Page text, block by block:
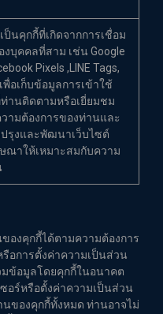
ป็นคุกกี้ที่เกิดจากการเชื่อม
งบุคคลที่สาม เช่น Google
Pixels ,LINE Tags,
พื่อเก็บข้อมูลการเข้าใช้
านติดตามหรือเยี่ยมชม
วามต้องการของท่านและ
รุงและพัฒนาเว็บไซต์
ณาให้เหมาะสมกับความ
องคุกกี้ได้ตามความต้องการ
อการตั้งค่าความเป็นส่วน
มข้อมูลโดยคุกกี้ในอนาคต
อร์หรือตั้งค่าความเป็นส่วน
ของคุกกี้ทั้งหมด ท่านอาจไม่